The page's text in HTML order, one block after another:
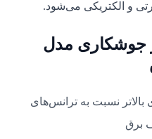
و الکتریکی می‌شود.
جوشکاری مدل
بالاتر نسبت به ترانس‌های
برق